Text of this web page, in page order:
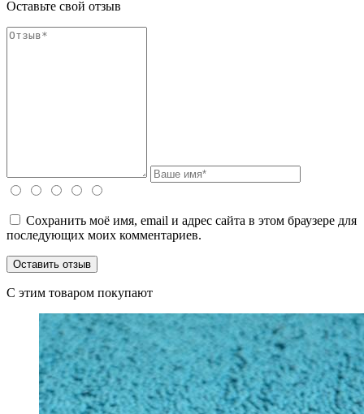
Оставьте свой отзыв
Сохранить моё имя, email и адрес сайта в этом браузере для
последующих моих комментариев.
C этим товаром покупают